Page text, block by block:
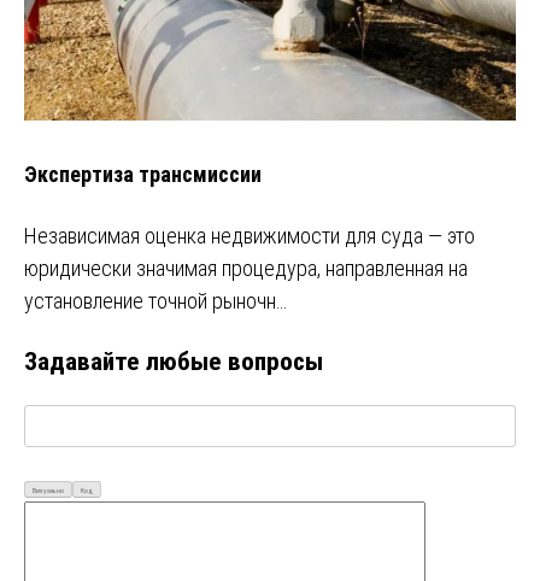
Экспертиза трансмиссии
Независимая оценка недвижимости для суда — это
юридически значимая процедура, направленная на
установление точной рыночн…
Задавайте любые вопросы
Визуально Код